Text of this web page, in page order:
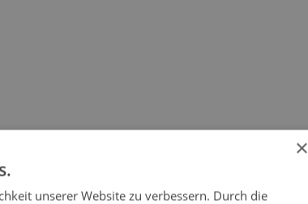
×
unserer Website zu verbessern. Durch die